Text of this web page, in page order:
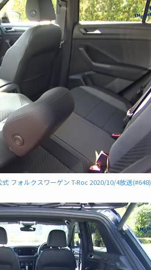
フォルクスワーゲン T-Roc 2020/10/4放送(#648)